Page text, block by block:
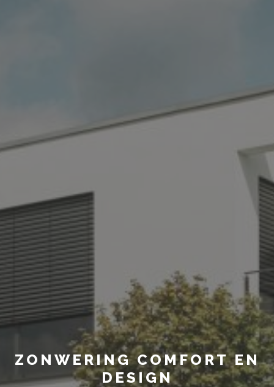
ZONWERING COMFORT EN
DESIGN